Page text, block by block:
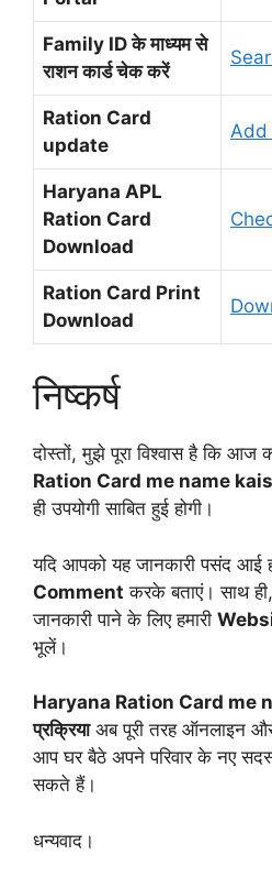
Family ID के माध्यम से
राशन कार्ड चेक करें
Ration Card
update
Add
Haryana APL
Ration Card
Download
Ration Card Print
Download
निष्कर्ष
दोस्तों, मुझे पूरा विश्वास है कि आज
Ration Card me name
ही उपयोगी साबित हुई होगी।
यदि आपको यह जानकारी पसंद आई
Comment करके बताएं। साथ
जानकारी पाने के लिए हमारी
भूलें।
Haryana Ration Card me
प्रक्रियाअब पूरी तरह ऑनलाइन
आप घर बैठे अपने परिवार के नए
सकते हैं।
धन्यवाद।